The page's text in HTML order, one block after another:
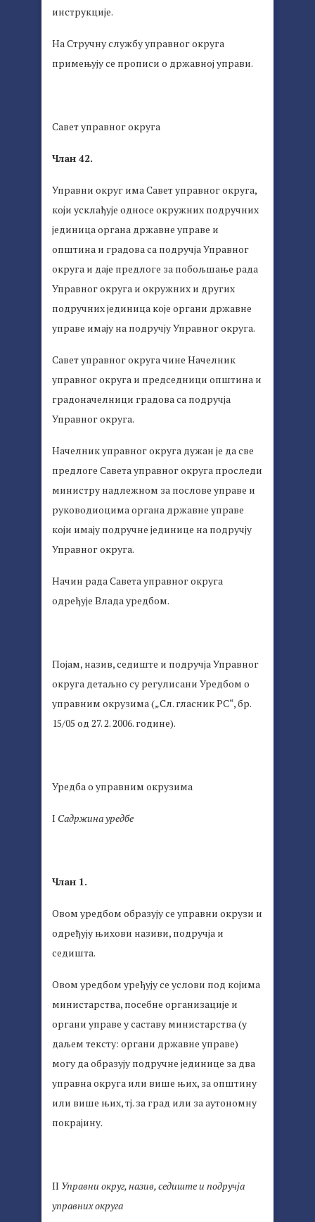
инструкције.
На Стручну службу управног округа
примењују се прописи о државној управи.
Савет управног округа
Члан 42.
Управни округ има Савет управног округа,
који усклађује односе окружних подручних
јединица органа државне управе и
општина и градова са подручја Управног
округа и даје предлоге за побољшање рада
Управног округа и окружних и других
подручних јединица које органи државне
управе имају на подручју Управног округа.
Савет управног округа чине Начелник
управног округа и председници општина и
градоначелници градова са подручја
Управног округа.
Начелник управног округа дужан је да све
предлоге Савета управног округа проследи
министру надлежном за послове управе и
руководиоцима органа државне управе
који имају подручне јединице на подручју
Управног округа.
Начин рада Савета управног округа
одређује Влада уредбом.
Појам, назив, седиште и подручја Управног
округа детаљно су регулисани Уредбом о
управним окрузима („Сл. гласник РС“, бр.
15/05 од 27. 2. 2006. године).
Уредба о управним окрузима
I Садржинауредбе
Члан 1.
Овом уредбом образују се управни окрузи и
одређују њихови називи, подручја и
седишта.
Овом уредбом уређују се услови под којима
министарства, посебне организације и
органи управе у саставу министарства (у
даљем тексту: органи државне управе)
могу да образују подручне јединице за два
управна округа или више њих, за општину
или више њих, тј. за град или за аутономну
покрајину.
II Управни округ, назив, седиште и подручја
управних округа